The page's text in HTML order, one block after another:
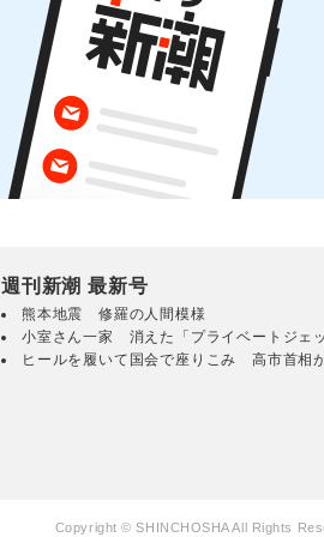
週刊新潮 最新号
熊本地震 修羅の人間模様
小室さん一家 消えた「プライベートジェ
ヒールを履いて国会で座りこみ 高市首相
Copyright © SHINCHOSHA All Rights